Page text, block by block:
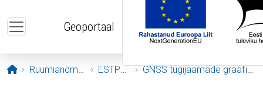
Geoportaal
Avaleht
Ruumiandmed ESTPOS GNSS tugijaamade graafikud